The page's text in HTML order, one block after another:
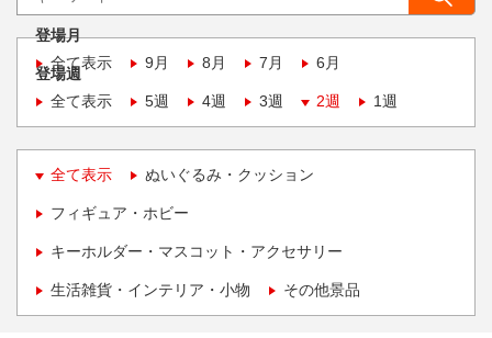
登場月
全て表示
9月 8月 7月 6月
登場週
全て表示
5週 4週 3週 2週 1週
全て表示 ぬいぐるみ・クッション
フィギュア・ホビー
キーホルダー・マスコット・アクセサリー
生活雑貨・インテリア・小物 その他景品